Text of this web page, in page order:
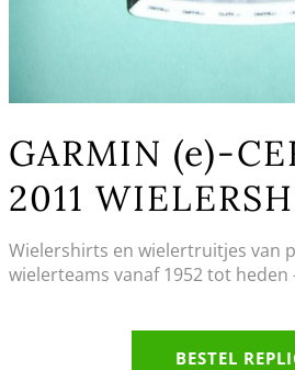
GARMIN (e)-
2011
Wielershirts en wielertruitjes van
wielerteams vanaf 1952 tot
BESTEL